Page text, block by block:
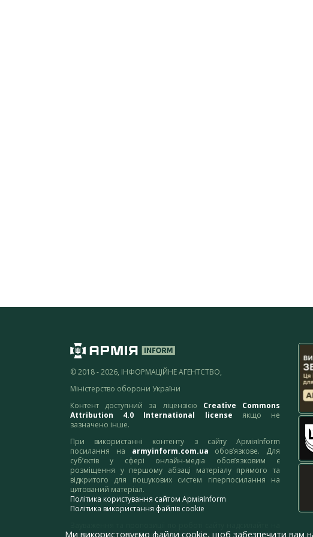
© 2018 - 2026, ІНФОРМАЦІЙНЕ АГЕНТСТВО,
Міністерство оборони України
Контент доступний за ліцензією Creative Commons
Attribution 4.0 International license якщо не
зазначено інше.
При використанні контенту з сайту АрміяInform
посилання на armyinform.com.ua обов’язкове. Для
суб’єктів у сфері онлайн-медіа обов’язковим є
розміщення у першому абзаці матеріалу прямого та
відкритого для пошукових систем гіперпосилання на
цитований матеріал.
Політика користування сайтом АрміяInform
Політика використання файлів cookie
Ми використовуємо файли cookie, щоб забезпечити вам